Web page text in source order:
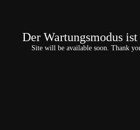
Der Wartungsmodus
Site will be available soon. Thank